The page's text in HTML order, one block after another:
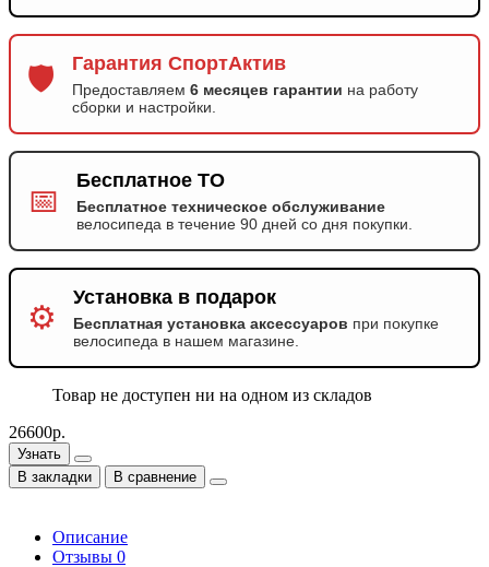
🛡️ Гарантия СпортАктив
Предоставляем 6 месяцев гарантии на работу
сборки и настройки.
📅
Бесплатное ТО
Бесплатное техническое обслуживание
велосипеда в течение 90 дней со дня покупки.
⚙️
Установка в подарок
Бесплатная установка аксессуаров при покупке
велосипеда в нашем магазине.
Товар не доступен ни на одном из складов
26600р.
Узнать
В закладки
В сравнение
Описание
Отзывы 0